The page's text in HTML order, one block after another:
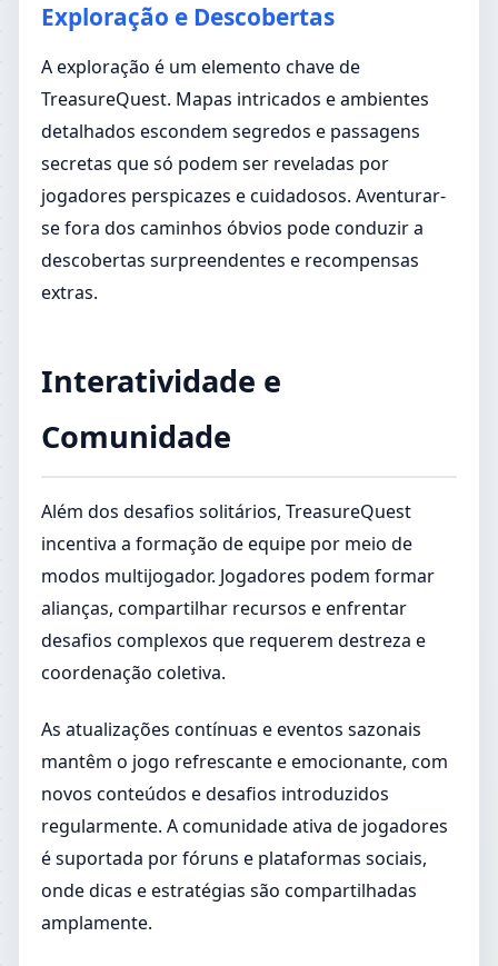
Exploração e Descobertas
A exploração é um elemento chave de
TreasureQuest. Mapas intricados e ambientes
detalhados escondem segredos e passagens
secretas que só podem ser reveladas por
jogadores perspicazes e cuidadosos. Aventurar-
se fora dos caminhos óbvios pode conduzir a
descobertas surpreendentes e recompensas
extras.
Interatividade e
Comunidade
Além dos desafios solitários, TreasureQuest
incentiva a formação de equipe por meio de
modos multijogador. Jogadores podem formar
alianças, compartilhar recursos e enfrentar
desafios complexos que requerem destreza e
coordenação coletiva.
As atualizações contínuas e eventos sazonais
mantêm o jogo refrescante e emocionante, com
novos conteúdos e desafios introduzidos
regularmente. A comunidade ativa de jogadores
é suportada por fóruns e plataformas sociais,
onde dicas e estratégias são compartilhadas
amplamente.